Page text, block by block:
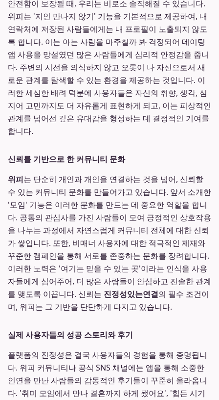
안전함이 보장될 때, 우리는 비로소 솔직해질 수 있습니다.
위피는 '지인 만나지 않기' 기능을 기본적으로 제공하여, 내
연락처에 저장된 사람들에게는 내 프로필이 노출되지 않도
록 합니다. 이는 아는 사람을 마주칠까 봐 걱정되어 데이팅
앱 사용을 망설였던 많은 사람들에게 심리적 안정감을 줍니
다. 주변의 시선을 의식하지 않고 오롯이 나 자신으로서 새
로운 관계를 탐색할 수 있는 환경을 제공하는 것입니다. 이
러한 세심한 배려 덕분에 사용자들은 자신의 취향, 생각, 심
지어 고민까지도 더 자유롭게 표현하게 되고, 이는 피상적인
관계를 넘어선 깊은 유대감을 형성하는 데 결정적인 기여를
합니다.
신뢰를 기반으로 한 커뮤니티 문화
위피는 단순히 개인과 개인을 연결하는 것을 넘어, 신뢰할
수 있는 커뮤니티 문화를 만들어가고 있습니다. 앞서 소개한
'모임' 기능은 이러한 문화를 만드는 데 중요한 역할을 합니
다. 공통의 관심사를 가진 사람들이 모여 긍정적인 상호작용
을 나누는 과정에서 자연스럽게 커뮤니티 전체에 대한 신뢰
가 쌓입니다. 또한, 비매너 사용자에 대한 적극적인 제재와
꾸준한 캠페인을 통해 서로를 존중하는 문화를 장려합니다.
이러한 노력은 '여기는 믿을 수 있는 곳'이라는 인식을 사용
자들에게 심어주어, 더 많은 사람들이 안심하고 진솔한 관계
를 맺도록 이끕니다. 신뢰는 진정성있는연결의 필수 조건이
며, 위피는 그 기반을 단단하게 다지고 있습니다.
실제 사용자들의 성공 스토리와 후기
플랫폼의 진정성은 결국 사용자들의 경험을 통해 증명됩니
다. 위피 커뮤니티나 공식 SNS 채널에는 앱을 통해 소중한
인연을 만난 사람들의 감동적인 후기들이 꾸준히 올라옵니
다. '취미 모임에서 만나 결혼까지 하게 됐어요', '힘든 시기